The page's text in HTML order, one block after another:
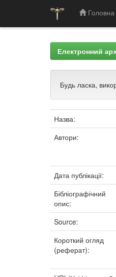
Головна
Електронний
Будь ласка,
Назва:
Автори:
Дата публікації:
Бібліографічний
опис:
Source:
Короткий огляд
(реферат):